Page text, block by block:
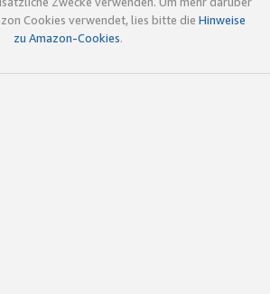
Cookies verwendet, lies bitte die Hinweise
zu Amazon-Cookies.